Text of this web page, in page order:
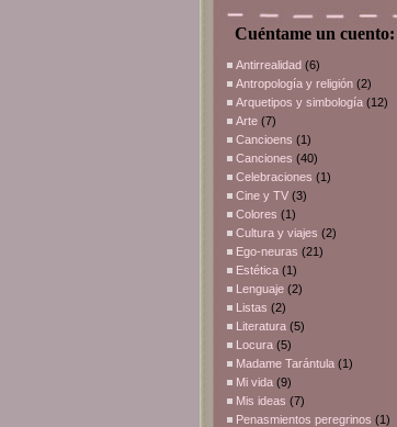
Cuéntame un cuento:
Antirrealidad (6)
Antropología y religión (2)
Arquetipos y simbología (12)
Arte (7)
Cancioens (1)
Canciones (40)
Celebraciones (1)
Cine y TV (3)
Colores (1)
Cultura y viajes (2)
Ego-neuras (21)
Estética (1)
Lenguaje (2)
Listas (2)
Literatura (5)
Locura (5)
Madame Tarántula (1)
Mi vida (9)
Mis ideas (7)
Penasmientos peregrinos (1)